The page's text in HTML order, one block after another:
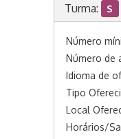
Turma: S
Número
Número de
Idioma de
Tipo
Local
Horários/